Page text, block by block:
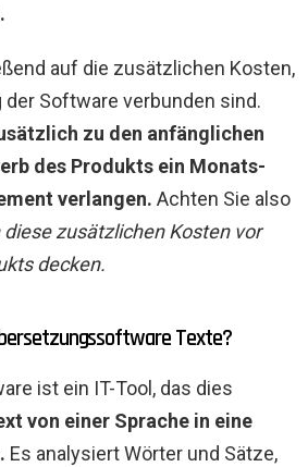
auf die zusätzlichen Kosten,
Software verbunden sind.
zu den anfänglichen
des Produkts ein Monats-
verlangen. Achten Sie also
diese zusätzlichen Kosten vor
decken.
Texte?
ist ein IT-Tool, das dies
von einer Sprache in eine
Es analysiert Wörter und Sätze,